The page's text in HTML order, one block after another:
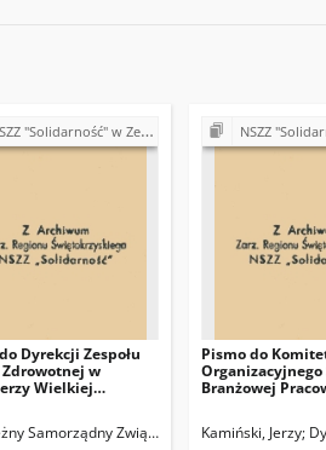
Z O Z Kazimierza Wielka
"Solidarność" w Zespole Opieki Zdrowotnej w Kazimierzy Wielkiej
Dyrekcji Zespołu
w
Wielkiej
lokalu dla
Samorządny Związek Zawodowy
NSZZ "Solidarność" w Zespole Opieki
Pismo do
Organizacyjnego
Branżowej
Związku
Kamiński, Jerzy